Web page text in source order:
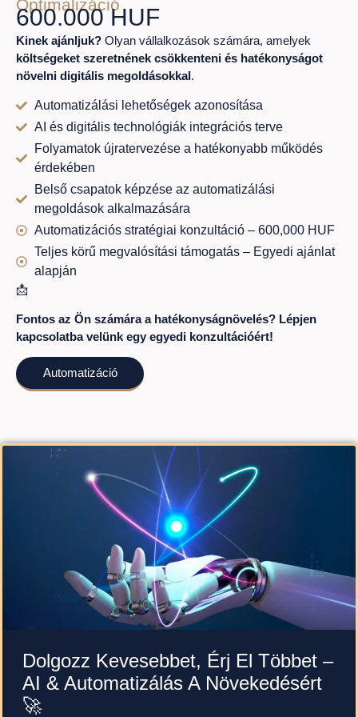
Optimalizáció
600.000 HUF
Kinek ajánljuk? Olyan vállalkozások számára, amelyek
költségeket szeretnének csökkenteni és hatékonyságot
növelni digitális megoldásokkal.
Automatizálási lehetőségek azonosítása
AI és digitális technológiák integrációs terve
Folyamatok újratervezése a hatékonyabb működés
érdekében
Belső csapatok képzése az automatizálási
megoldások alkalmazására
Automatizációs stratégiai konzultáció – 600,000 HUF
Teljes körű megvalósítási támogatás – Egyedi ajánlat
alapján
📩
Fontos az Ön számára a hatékonyságnövelés? Lépjen
kapcsolatba velünk egy egyedi konzultációért!
Automatizáció
Dolgozz Kevesebbet, Érj El Többet –
AI & Automatizálás A Növekedésért
🚀